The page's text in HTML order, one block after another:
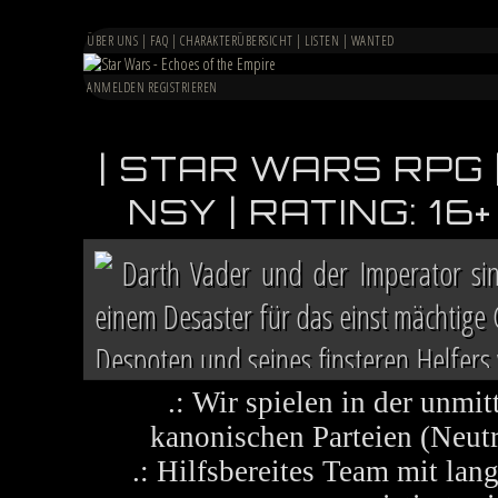
ÜBER UNS | FAQ | CHARAKTERÜBERSICHT | LISTEN | WANTED
ANMELDEN REGISTRIEREN
| STAR WARS
NSY | RATING:
Darth Vader und der Imperator
einem Desaster für das einst
Despoten und seines finsteren
Chaos herrscht auf vielen Welten,
.: Wir spielen in der
kanonischen Parteien
.: Hilfsbereites Team mit